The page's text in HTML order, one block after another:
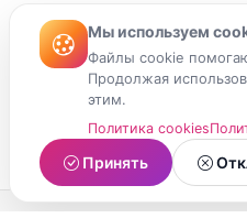
Мы используем
Файлы cookie
Продолжая
этим.
Политика cookies
Принять